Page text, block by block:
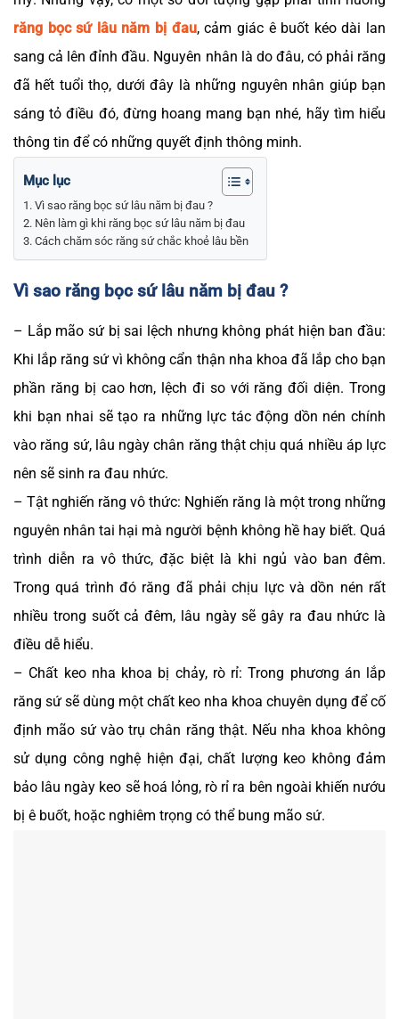
răng bọc sứ lâu năm bị đau, cảm giác ê buốt kéo dài lan
sang cả lên đỉnh đầu. Nguyên nhân là do đâu, có phải răng
đã hết tuổi thọ, dưới đây là những nguyên nhân giúp bạn
sáng tỏ điều đó, đừng hoang mang bạn nhé, hãy tìm hiểu
thông tin để có những quyết định thông minh.
Mục lục
Vì sao răng bọc sứ lâu năm bị đau ?
Nên làm gì khi răng bọc sứ lâu năm bị đau
Cách chăm sóc răng sứ chắc khoẻ lâu bền
Vì sao răng bọc sứ lâu năm bị đau ?
– Lắp mão sứ bị sai lệch nhưng không phát hiện ban đầu:
Khi lắp răng sứ vì không cẩn thận nha khoa đã lắp cho bạn
phần răng bị cao hơn, lệch đi so với răng đối diện. Trong
khi bạn nhai sẽ tạo ra những lực tác động dồn nén chính
vào răng sứ, lâu ngày chân răng thật chịu quá nhiều áp lực
nên sẽ sinh ra đau nhức.
– Tật nghiến răng vô thức: Nghiến răng là một trong những
nguyên nhân tai hại mà người bệnh không hề hay biết. Quá
trình diễn ra vô thức, đặc biệt là khi ngủ vào ban đêm.
Trong quá trình đó răng đã phải chịu lực và dồn nén rất
nhiều trong suốt cả đêm, lâu ngày sẽ gây ra đau nhức là
điều dễ hiểu.
– Chất keo nha khoa bị chảy, rò rỉ: Trong phương án lắp
răng sứ sẽ dùng một chất keo nha khoa chuyên dụng để cố
định mão sứ vào trụ chân răng thật. Nếu nha khoa không
sử dụng công nghệ hiện đại, chất lượng keo không đảm
bảo lâu ngày keo sẽ hoá lỏng, rò rỉ ra bên ngoài khiến nướu
bị ê buốt, hoặc nghiêm trọng có thể bung mão sứ.